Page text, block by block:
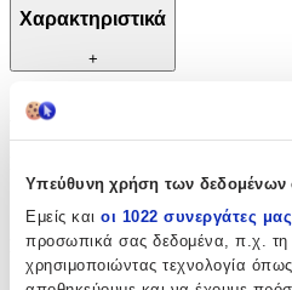
Υπεύθυνη χρήση των δεδομένων
Εμείς και οι 1022 συνεργάτες μας
προσωπικά σας δεδομένα, π.χ. τη
χρησιμοποιώντας τεχνολογία
Χαρακτηριστικά
+
Χαρακτηριστικά
Πλαστική Λαβή: